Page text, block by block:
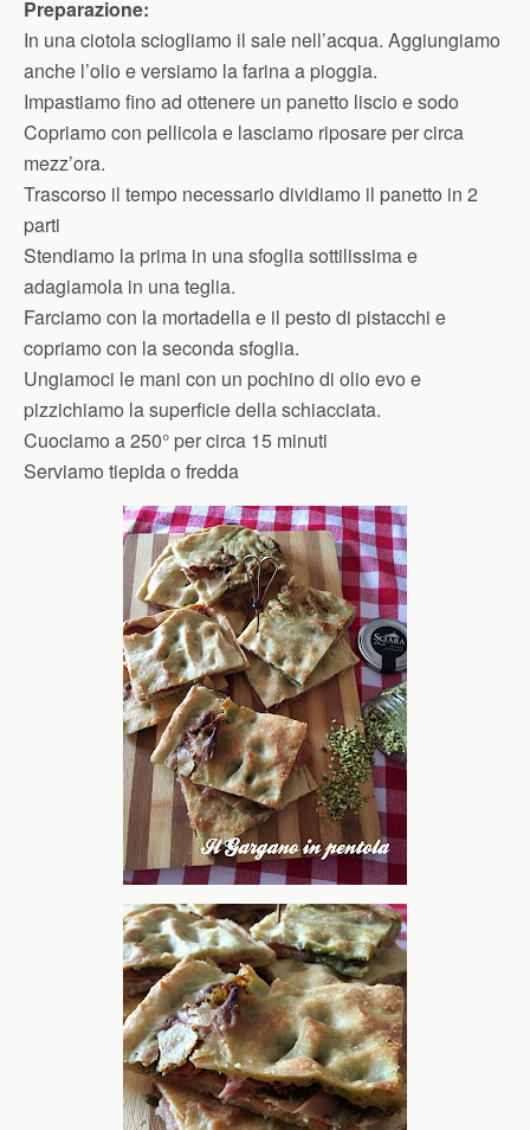
Preparazione:
In una ciotola sciogliamo il sale nell’acqua. Aggiungiamo
anche l’olio e versiamo la farina a pioggia.
Impastiamo fino ad ottenere un panetto liscio e sodo
Copriamo con pellicola e lasciamo riposare per circa
mezz’ora.
Trascorso il tempo necessario dividiamo il panetto in 2
parti
Stendiamo la prima in una sfoglia sottilissima e
adagiamola in una teglia.
Farciamo con la mortadella e il pesto di pistacchi e
copriamo con la seconda sfoglia.
Ungiamoci le mani con un pochino di olio evo e
pizzichiamo la superficie della schiacciata.
Cuociamo a 250° per circa 15 minuti
Serviamo tiepida o fredda